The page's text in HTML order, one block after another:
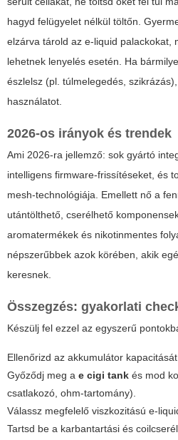
hagyd felügyelet nélkül töltőn.
elzárva tárold az e-liquid palackokat,
lehetnek lenyelés esetén. Ha
észlelsz (pl. túlmelegedés,
használatot.
2026-os irányok és trendek
Ami 2026-ra jellemző: sok gyártó
intelligens firmware-frissítéseket, és
mesh-technológiája. Emellett nő a
utántölthető, cserélhető
aromatermékek és nikotinmentes
népszerűbbek azok körében, akik
keresnek.
Összegzés: gyakorlati
Készülj fel ezzel az egyszerű
Ellenőrizd az akkumulátor
Győződj meg a e cigi tank és mod
csatlakozó, ohm-tartomány).
Válassz megfelelő viszkozitású e-
Tartsd be a karbantartási és